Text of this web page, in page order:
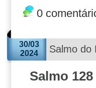
0
30/03
2024
Salmo do
Salmo 128